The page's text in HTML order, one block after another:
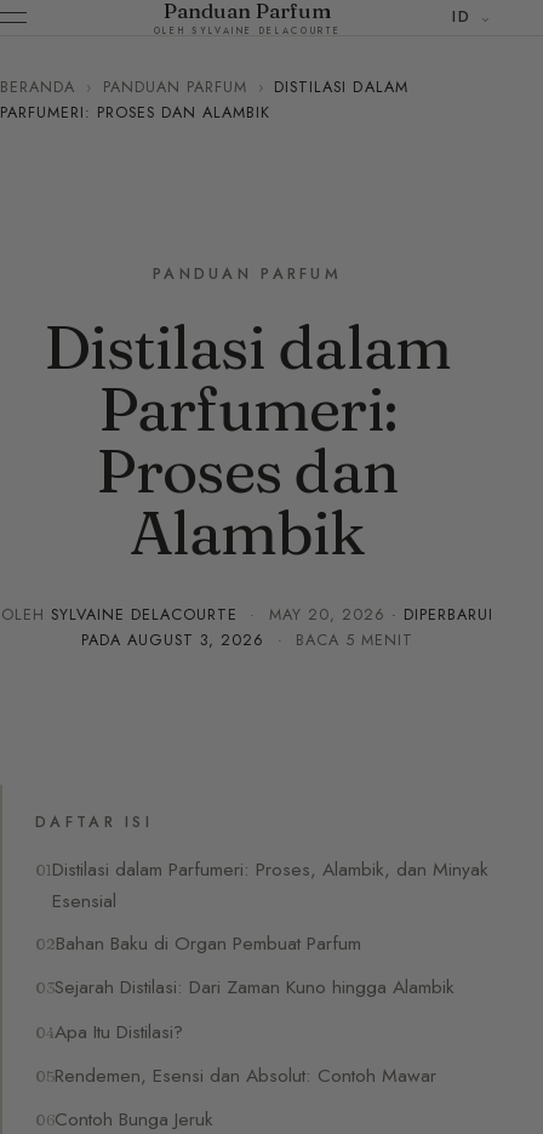
Panduan Parfum
OLEH SYLVAINE DELACOURTE
ID
BERANDA › PANDUAN PARFUM › DISTILASI DALAM
PARFUMERI: PROSES DAN ALAMBIK
PANDUAN PARFUM
Distilasi dalam
Parfumeri:
Proses dan
Alambik
OLEH SYLVAINE DELACOURTE · MAY 20, 2026 · DIPERBARUI
PADAAUGUST 3, 2026 · BACA 5 MENIT
DAFTAR ISI
Distilasi dalam Parfumeri: Proses, Alambik, dan Minyak
Esensial
Bahan Baku di Organ Pembuat Parfum
Sejarah Distilasi: Dari Zaman Kuno hingga Alambik
Apa Itu Distilasi?
Rendemen, Esensi dan Absolut: Contoh Mawar
Contoh Bunga Jeruk